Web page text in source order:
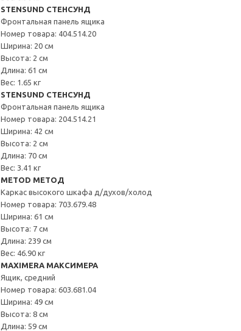
STENSUND СТЕНСУНД
Фронтальная панель ящика
Номер товара: 404.514.20
Ширина: 20 см
Высота: 2 см
Длина: 61 см
Вес: 1.65 кг
STENSUND СТЕНСУНД
Фронтальная панель ящика
Номер товара: 204.514.21
Ширина: 42 см
Высота: 2 см
Длина: 70 см
Вес: 3.41 кг
METOD МЕТОД
Каркас высокого шкафа д/духов/холод
Номер товара: 703.679.48
Ширина: 61 см
Высота: 7 см
Длина: 239 см
Вес: 46.90 кг
MAXIMERA МАКСИМЕРА
Ящик, средний
Номер товара: 603.681.04
Ширина: 49 см
Высота: 8 см
Длина: 59 см